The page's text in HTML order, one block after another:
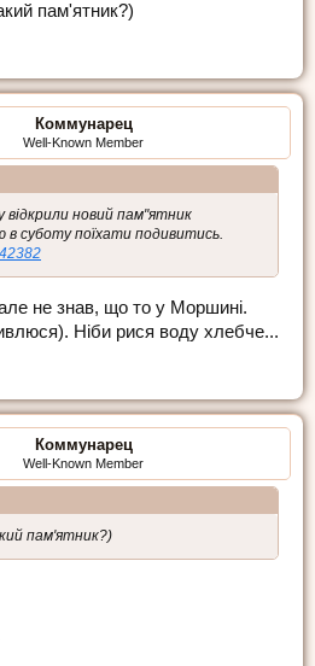
пам'ятник?)
Коммунарец
Well-Known Member
відкрили новий пам"ятник
в суботу поїхати подивитись.
не знав, що то у Моршині.
Ніби рися воду хлебче...
Коммунарец
Well-Known Member
пам'ятник?)